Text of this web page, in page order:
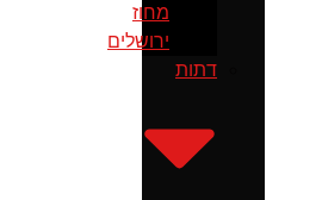
מחוז
ירושלים
דתות